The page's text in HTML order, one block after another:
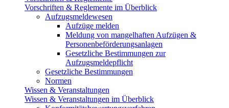
Vorschriften & Reglemente im Überblick
Aufzugsmeldewesen
Aufzüge melden
Meldung von mangelhaften Aufzügen &
Personenbeförderungsanlagen
Gesetzliche Bestimmungen zur
Aufzugsmeldepflicht
Gesetzliche Bestimmungen
Normen
Wissen & Veranstaltungen
Wissen & Veranstaltungen im Überblick